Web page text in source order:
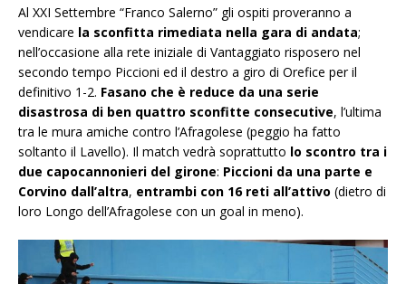
Al XXI Settembre “Franco Salerno” gli ospiti proveranno a
vendicare la sconfitta rimediata nella gara di andata;
nell’occasione alla rete iniziale di Vantaggiato risposero nel
secondo tempo Piccioni ed il destro a giro di Orefice per il
definitivo 1-2. Fasano che è reduce da una serie
disastrosa di ben quattro sconfitte consecutive, l’ultima
tra le mura amiche contro l’Afragolese (peggio ha fatto
soltanto il Lavello). Il match vedrà soprattutto lo scontro tra i
due capocannonieri del girone: Piccioni da una parte e
Corvino dall’altra, entrambi con 16 reti all’attivo (dietro di
loro Longo dell’Afragolese con un goal in meno).